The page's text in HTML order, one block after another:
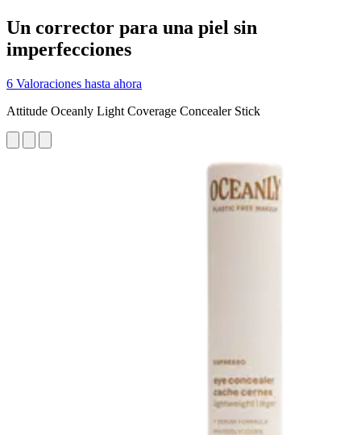
Un corrector para una piel sin
imperfecciones
6 Valoraciones hasta ahora
Attitude Oceanly Light Coverage Concealer Stick